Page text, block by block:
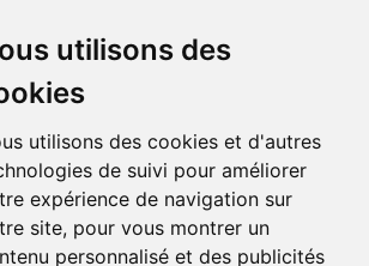
utilisons des
utilisons des cookies et d'autres
de suivi pour améliorer
expérience de navigation sur
site, pour vous montrer un
personnalisé et des publicités
mail
Mentions légales
Données personnelles
ligne
offre
Livraison / Point retrait
Commandez en ligne et
recevez votre commande